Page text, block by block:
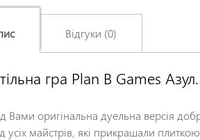
Відгуки (0)
гра Plan B Games
Вами оригінальна дуельна версія
усіх майстрів, які прикрашали
Залишіть відгук про цей товар першими